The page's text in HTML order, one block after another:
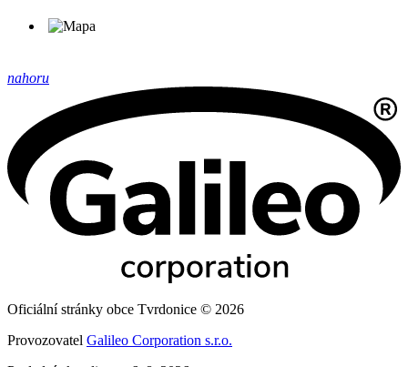
nahoru
Oficiální stránky obce Tvrdonice © 2026
Provozovatel Galileo Corporation s.r.o.